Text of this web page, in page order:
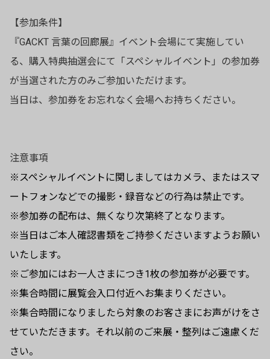
【参加条件】
『GACKT 言葉の回廊展』イベント会場にて実施してい
る、購入特典抽選会にて「スペシャルイベント」の参加券
が当選された方のみご参加いただけます。
当日は、参加券をお忘れなく会場へお持ちください。
注意事項
※スペシャルイベントに関しましてはカメラ、またはスマ
ートフォンなどでの撮影・録音などの行為は禁止です。
※参加券の配布は、無くなり次第終了となります。
※当日はご本人確認書類をご持参くださいますようお願い
いたします。
※ご参加にはお一人さまにつき1枚の参加券が必要です。
※集合時間に展覧会入口付近へお集まりください。
※集合時間になりましたら対象のお客さまにお声がけをさ
せていただきます。それ以前のご来展・整列はご遠慮くだ
さい。